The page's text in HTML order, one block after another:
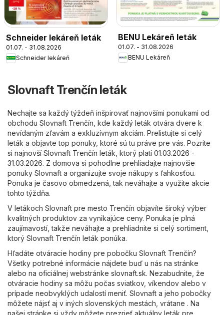
Schneider lekáreň leták
01.07. - 31.08.2026
Schneider lekáreň
BENU Lekáreň leták
01.07. - 31.08.2026
BENU Lekáreň
Slovnaft Trenčín leták
Nechajte sa každý týždeň inšpirovať najnovšími ponukami od
obchodu Slovnaft Trenčín, kde každý leták otvára dvere k
nevídaným zľavám a exkluzívnym akciám. Prelistujte si celý
leták a objavte top ponuky, ktoré sú tu práve pre vás. Pozrite
si najnovší Slovnaft Trenčín leták, ktorý platí 01.03.2026 -
31.03.2026. Z domova si pohodlne prehliadajte najnovšie
ponuky Slovnaft a organizujte svoje nákupy s ľahkosťou.
Ponuka je časovo obmedzená, tak neváhajte a využite akcie
tohto týždňa.
V letákoch Slovnaft pre mesto Trenčín objavíte široký výber
kvalitných produktov za vynikajúce ceny. Ponuka je plná
zaujímavostí, takže neváhajte a prehliadnite si celý sortiment,
ktorý Slovnaft Trenčín leták ponúka.
Hľadáte otváracie hodiny pre pobočku Slovnaft Trenčín?
Všetky potrebné informácie nájdete buď u nás na stránke
alebo na oficiálnej webstránke slovnaft.sk. Nezabudnite, že
otváracie hodiny sa môžu počas sviatkov, víkendov alebo v
prípade neobvyklých udalostí meniť. Slovnaft a jeho pobočky
môžete nájsť aj v iných slovenských mestách, vrátane . Na
našej stránke si vždy môžete prezrieť aktuálny leták pre